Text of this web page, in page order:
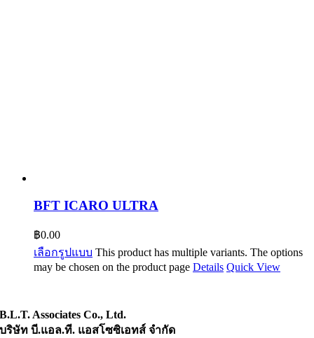
BFT ICARO ULTRA
฿0.00
เลือกรูปแบบ This product has multiple variants. The options
may be chosen on the product page Details Quick View
B.L.T. Associates Co., Ltd.
บริษัท บี.แอล.ที. แอสโซซิเอทส์ จำกัด